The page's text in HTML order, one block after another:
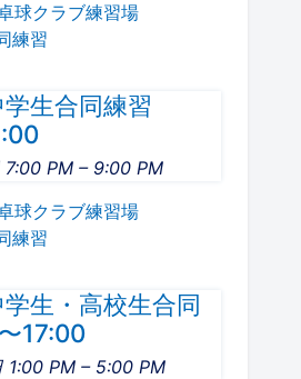
スン・料金
場のご案内
ジュール
い合わせ
US ON:
球クラブ練習場
練習
生合同練習
PM – 9:00 PM
球クラブ練習場
練習
生・高校生合同
17:00
1:00 PM – 5:00 PM